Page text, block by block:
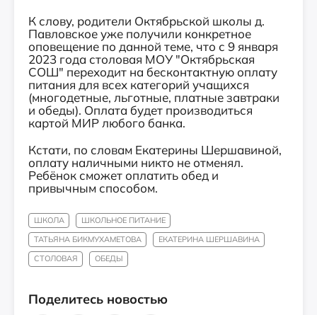
К слову, родители Октябрьской школы д.
Павловское уже получили конкретное
оповещение по данной теме, что с 9 января
2023 года столовая МОУ "Октябрьская
СОШ" переходит на бесконтактную оплату
питания для всех категорий учащихся
(многодетные, льготные, платные завтраки
и обеды). Оплата будет производиться
картой МИР любого банка.
Кстати, по словам Екатерины Шершавиной,
оплату наличными никто не отменял.
Ребёнок сможет оплатить обед и
привычным способом.
ШКОЛА
ШКОЛЬНОЕ ПИТАНИЕ
ТАТЬЯНА БИКМУХАМЕТОВА
ЕКАТЕРИНА ШЕРШАВИНА
СТОЛОВАЯ
ОБЕДЫ
Поделитесь новостью